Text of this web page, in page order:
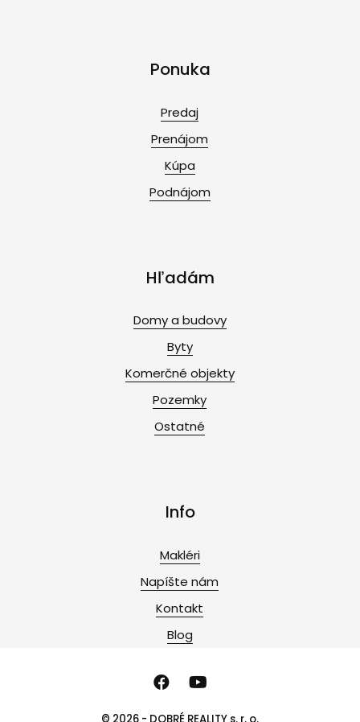
Ponuka
Predaj
Prenájom
Kúpa
Podnájom
Hľadám
Domy a budovy
Byty
Komerčné objekty
Pozemky
Ostatné
Info
Makléri
Napíšte nám
Kontakt
Blog
© 2026 - DOBRÉ REALITY s. r. o.